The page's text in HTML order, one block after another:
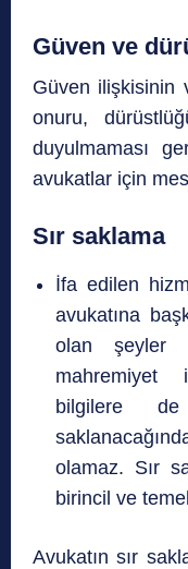
Güven ve
Güven ilişkisinin
onuru,
duyulmaması
avukatlar için
Sır saklama
İfa edilen
avukatına
olan şeyler
mahremiyet
bilgilere
olamaz. Sır
birincil ve
Avukatın sır